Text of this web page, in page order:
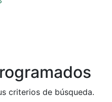
criterios de búsqueda.